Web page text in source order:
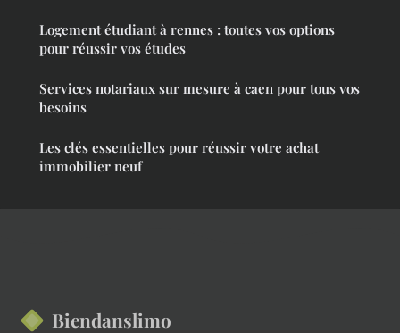
Logement étudiant à rennes : toutes vos options
pour réussir vos études
Services notariaux sur mesure à caen pour tous vos
besoins
Les clés essentielles pour réussir votre achat
immobilier neuf
Biendanslimo